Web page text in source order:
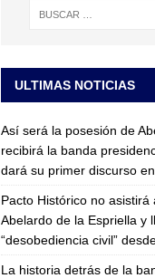
ULTIMAS NOTICIAS
Así será la posesión de
recibirá la banda
dará su primer discurso
Pacto Histórico no asistirá
Abelardo de la Espriella y
“desobediencia civil”
La historia detrás de la